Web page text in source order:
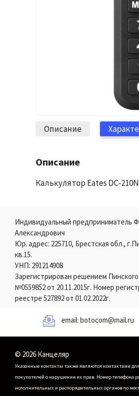
Описание
Описание
Калькулятор Eates DC-210N
Индивидуальный предприниматель
Александрович
Юр. адрес: 225710, Брестская обл.,
кв.15.
УНП: 291214908
Зарегистрирован решением
№0559852 от 20.11.2015г. Номер
реестре 527892 от 01.02.2022г.
email: botocom@mail.ru
© 2026 Канцеляр
Указанные контакты также являются контактами
покупателей о нарушении их прав. Номер телефона
исполнительных и распорядительных органов по